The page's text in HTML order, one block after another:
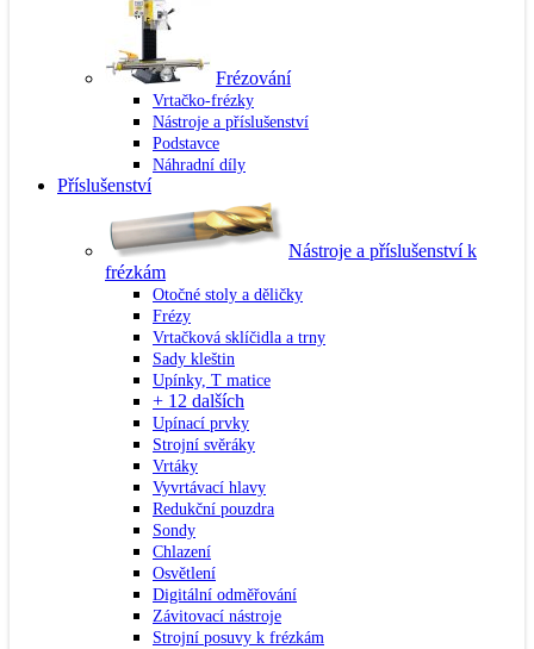
Frézování
Vrtačko-frézky
Nástroje a příslušenství
Podstavce
Náhradní díly
Příslušenství
Nástroje a příslušenství k
frézkám
Otočné stoly a děličky
Frézy
Vrtačková sklíčidla a trny
Sady kleštin
Upínky, T matice
+ 12 dalších
Upínací prvky
Strojní svěráky
Vrtáky
Vyvrtávací hlavy
Redukční pouzdra
Sondy
Chlazení
Osvětlení
Digitální odměřování
Závitovací nástroje
Strojní posuvy k frézkám